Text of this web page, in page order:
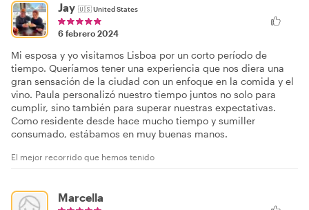
Jay 🇺🇸United States
6 febrero 2024
Mi esposa y yo visitamos Lisboa por un corto período de
tiempo. Queríamos tener una experiencia que nos diera una
gran sensación de la ciudad con un enfoque en la comida y el
vino. Paula personalizó nuestro tiempo juntos no solo para
cumplir, sino también para superar nuestras expectativas.
Como residente desde hace mucho tiempo y sumiller
consumado, estábamos en muy buenas manos.
El mejor recorrido que hemos tenido
Marcella